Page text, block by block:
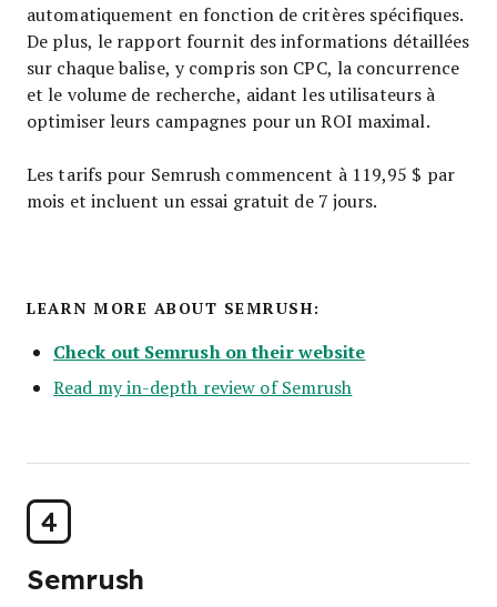
automatiquement en fonction de critères spécifiques.
De plus, le rapport fournit des informations détaillées
sur chaque balise, y compris son CPC, la concurrence
et le volume de recherche, aidant les utilisateurs à
optimiser leurs campagnes pour un ROI maximal.
Les tarifs pour Semrush commencent à 119,95 $ par
mois et incluent un essai gratuit de 7 jours.
LEARN MORE ABOUT SEMRUSH:
Check out Semrush on their website
Read my in-depth review of Semrush
4
Semrush